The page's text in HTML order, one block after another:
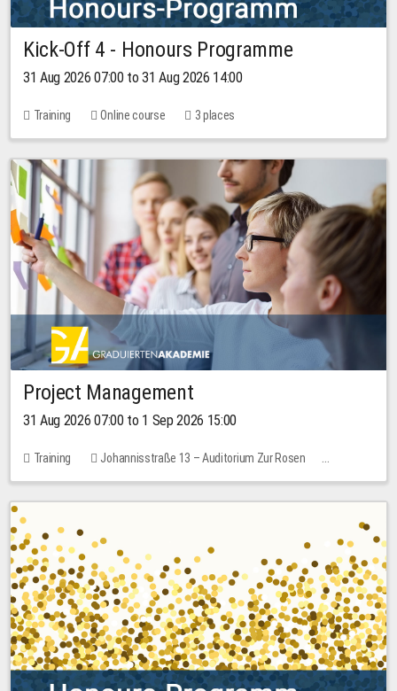
Kick-Off 4 - Honours Programme
31 Aug 2026 07:00 to 31 Aug 2026 14:00
Training Online course 3 places
Project Management
31 Aug 2026 07:00 to 1 Sep 2026 15:00
Training
Johannisstraße 13 – Auditorium Zur Rosen
No free places
30.00 EUR